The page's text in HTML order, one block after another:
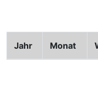
j
44x30,4
Jahr Monat